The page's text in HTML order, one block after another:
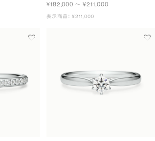
¥182,000 〜 ¥211,000
表示商品： ¥211,000